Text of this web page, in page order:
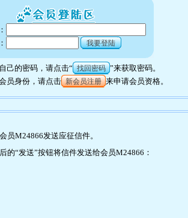
我要登陆
己的密码，请点击“ 找回密码 ”来获取密码。
员身份，请点击 新会员注册 来申请会员资格。
员M24866发送应征信件。
“发送”按钮将信件发送给会员M24866：